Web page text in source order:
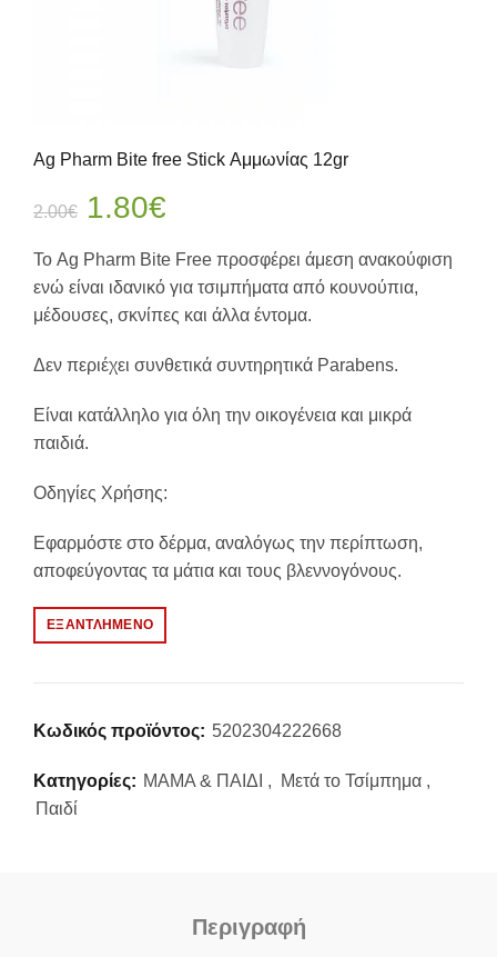
Ag Pharm Bite free Stick Αμμωνίας 12gr
2.00€ Original
price
was:
2.00€.
1.80€
τρέχουσα
τιμή
είναι:
1.80€.
Το Ag Pharm Bite Free προσφέρει άμεση ανακούφιση
ενώ είναι ιδανικό για τσιμπήματα από κουνούπια,
μέδουσες, σκνίπες και άλλα έντομα.
Δεν περιέχει συνθετικά συντηρητικά Parabens.
Είναι κατάλληλο για όλη την οικογένεια και μικρά
παιδιά.
Οδηγίες Χρήσης:
Εφαρμόστε στο δέρμα, αναλόγως την περίπτωση,
αποφεύγοντας τα μάτια και τους βλεννογόνους.
ΕΞΑΝΤΛΗΜΈΝΟ
Κωδικός προϊόντος: 5202304222668
Κατηγορίες: ΜΑΜΑ & ΠΑΙΔΙ , Μετά το Τσίμπημα ,
Παιδί
Περιγραφή